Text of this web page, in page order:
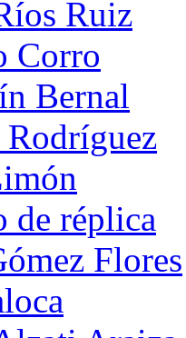
Ruiz
Corro
Bernal
de réplica
Flores